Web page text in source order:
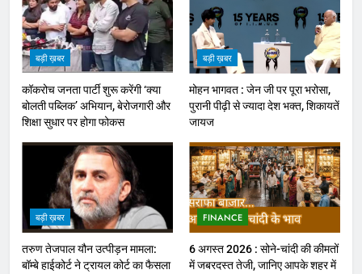
बड़ी ख़बर
कॉकरोच जनता पार्टी शुरू करेंगी ‘क्या
बोलती पब्लिक’ अभियान, बेरोजगारी और
शिक्षा सुधार पर होगा फोकस
बड़ी ख़बर
मोहन भागवत : जेन जी पर पूरा भरोसा,
पुरानी पीढ़ी से ज्यादा देश भक्त, शिकायतें
जायज
बड़ी ख़बर
तरुण तेजपाल यौन उत्पीड़न मामला:
बॉम्बे हाईकोर्ट ने ट्रायल कोर्ट का फैसला
FINANCE
6 अगस्त 2026 : सोने-चांदी की कीमतों
में जबरदस्त तेजी, जानिए आपके शहर में